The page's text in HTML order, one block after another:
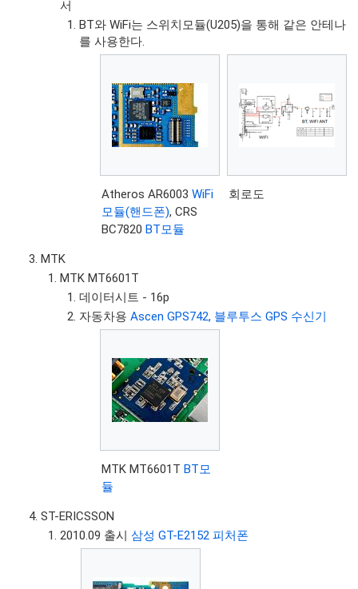
서
BT와 WiFi는 스위치모듈(U205)을 통해 같은 안테나
를 사용한다.
Atheros AR6003WiFi
모듈(핸드폰), CRS
BC7820BT모듈
회로도
MTK
MTK MT6601T
데이터시트 - 16p
자동차용Ascen GPS742, 블루투스 GPS 수신기
MTK MT6601TBT모
듈
ST-ERICSSON
2010.09 출시삼성 GT-E2152 피처폰